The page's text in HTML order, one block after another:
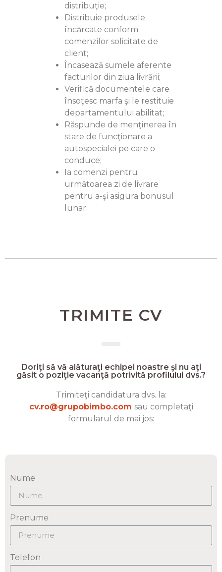
distribuţie;
Distribuie produsele
încărcate conform
comenzilor solicitate de
client;
Încasează sumele aferente
facturilor din ziua livrării;
Verifică documentele care
însoţesc marfa şi le restituie
departamentului abilitat;
Răspunde de menţinerea în
stare de funcţionare a
autospecialei pe care o
conduce;
Ia comenzi pentru
următoarea zi de livrare
pentru a-şi asigura bonusul
lunar.
TRIMITE CV
Doriţi să vă alăturaţi echipei noastre şi nu aţi
găsit o poziţie vacanţă potrivită profilului dvs.?
Trimiteţi candidatura dvs. la:
cv.ro@grupobimbo.com sau completaţi
formularul de mai jos:
Nume
Prenume
Telefon